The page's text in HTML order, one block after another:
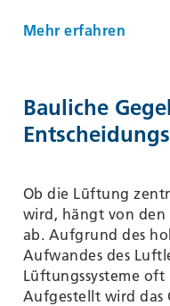
Mehr erfahren
Bauliche
Ob die Lüftung
wird, hängt von den
ab. Aufgrund des
Aufwandes des
Lüftungssysteme
Aufgestellt wird das